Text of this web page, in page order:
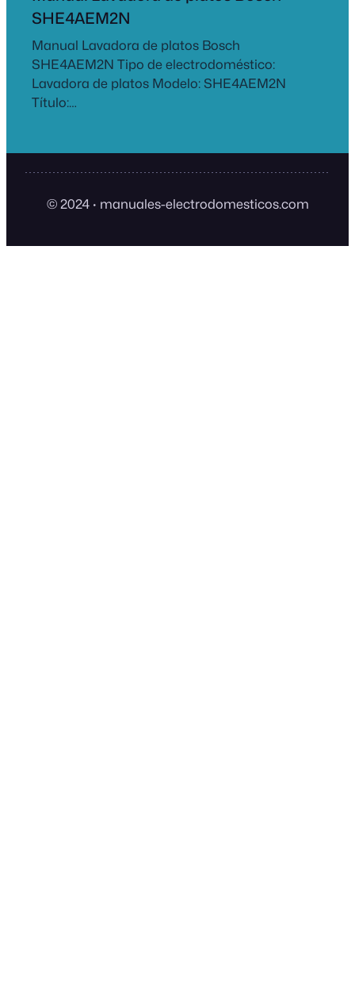
SHE4AEM2N
Manual Lavadora de platos Bosch
SHE4AEM2N Tipo de electrodoméstico:
Lavadora de platos Modelo: SHE4AEM2N
Título:…
© 2024 · manuales-electrodomesticos.com